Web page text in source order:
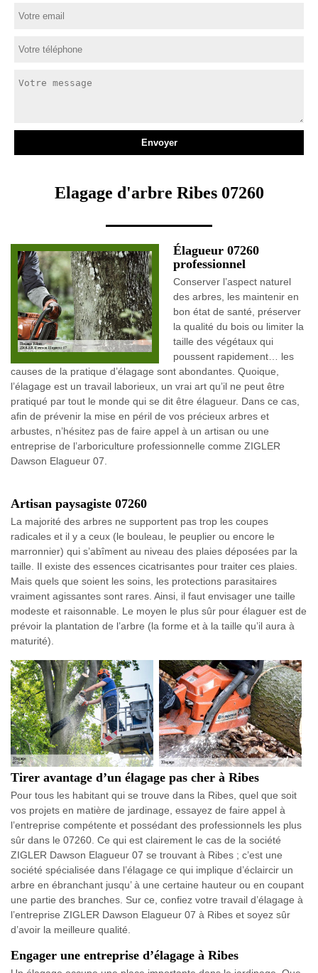
Elagage d'arbre Ribes 07260
Élagueur 07260
professionnel
Conserver l’aspect naturel
des arbres, les maintenir en
bon état de santé, préserver
la qualité du bois ou limiter la
taille des végétaux qui
poussent rapidement… les
causes de la pratique d’élagage sont abondantes. Quoique,
l’élagage est un travail laborieux, un vrai art qu’il ne peut être
pratiqué par tout le monde qui se dit être élagueur. Dans ce cas,
afin de prévenir la mise en péril de vos précieux arbres et
arbustes, n’hésitez pas de faire appel à un artisan ou une
entreprise de l’arboriculture professionnelle comme ZIGLER
Dawson Elagueur 07.
Artisan paysagiste 07260
La majorité des arbres ne supportent pas trop les coupes
radicales et il y a ceux (le bouleau, le peuplier ou encore le
marronnier) qui s’abîment au niveau des plaies déposées par la
taille. Il existe des essences cicatrisantes pour traiter ces plaies.
Mais quels que soient les soins, les protections parasitaires
vraiment agissantes sont rares. Ainsi, il faut envisager une taille
modeste et raisonnable. Le moyen le plus sûr pour élaguer est de
prévoir la plantation de l’arbre (la forme et à la taille qu’il aura à
maturité).
Tirer avantage d’un élagage pas cher à Ribes
Pour tous les habitant qui se trouve dans la Ribes, quel que soit
vos projets en matière de jardinage, essayez de faire appel à
l’entreprise compétente et possédant des professionnels les plus
sûr dans le 07260. Ce qui est clairement le cas de la société
ZIGLER Dawson Elagueur 07 se trouvant à Ribes ; c’est une
société spécialisée dans l’élagage ce qui implique d’éclaircir un
arbre en ébranchant jusqu’ à une certaine hauteur ou en coupant
une partie des branches. Sur ce, confiez votre travail d’élagage à
l’entreprise ZIGLER Dawson Elagueur 07 à Ribes et soyez sûr
d’avoir la meilleure qualité.
Engager une entreprise d’élagage à Ribes